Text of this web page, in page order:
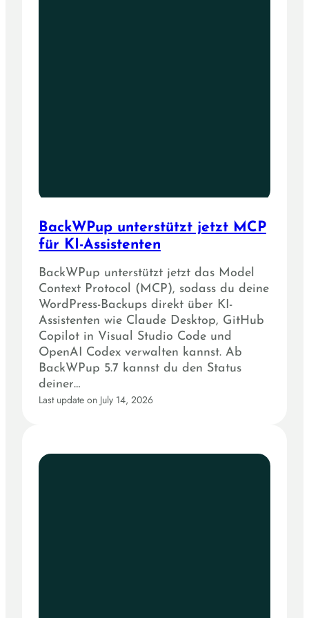
BackWPup unterstützt jetzt MCP
für KI-Assistenten
BackWPup unterstützt jetzt das Model
Context Protocol (MCP), sodass du deine
WordPress-Backups direkt über KI-
Assistenten wie Claude Desktop, GitHub
Copilot in Visual Studio Code und
OpenAI Codex verwalten kannst. Ab
BackWPup 5.7 kannst du den Status
deiner…
Last update on July 14, 2026